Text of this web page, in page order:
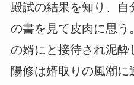
殿試の結果を知り、自
の書を見て皮肉に思う
の婿にと接待され泥酔
陽修は婿取りの風潮